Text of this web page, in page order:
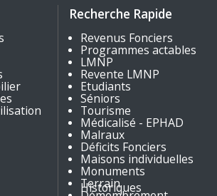
Recherche Rapide
Revenus Fonciers
Programmes actables
LMNP
Revente LMNP
Etudiants
Séniors
Tourisme
Médicalisé - EPHAD
Malraux
Déficits Fonciers
Maisons individuelles
Monuments
Historiques
Terrain